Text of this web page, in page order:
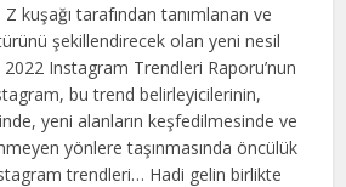
kuşağı tarafından tanımlanan ve
şekillendirecek olan yeni nesil
2022 Instagram Trendleri Raporu’nun
bu trend belirleyicilerinin,
yeni alanların keşfedilmesinde ve
yönlere taşınmasında öncülük
trendleri… Hadi gelin birlikte